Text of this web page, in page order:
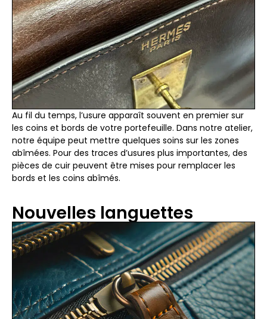
Au fil du temps, l’usure apparaît souvent en premier sur
les coins et bords de votre portefeuille. Dans notre atelier,
notre équipe peut mettre quelques soins sur les zones
abîmées. Pour des traces d’usures plus importantes, des
pièces de cuir peuvent être mises pour remplacer les
bords et les coins abîmés.
Nouvelles languettes